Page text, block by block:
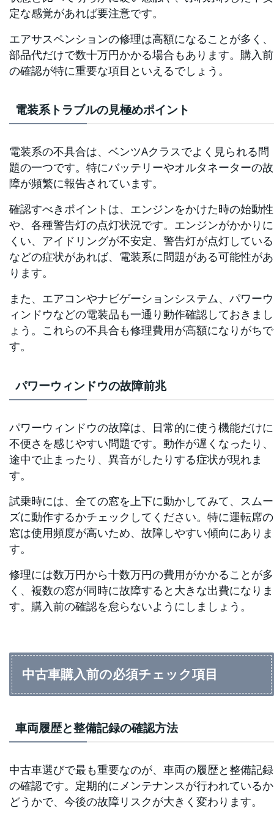
定な感覚があれば要注意です。
エアサスペンションの修理は高額になることが多く、
部品代だけで数十万円かかる場合もあります。購入前
の確認が特に重要な項目といえるでしょう。
電装系トラブルの見極めポイント
電装系の不具合は、ベンツAクラスでよく見られる問
題の一つです。特にバッテリーやオルタネーターの故
障が頻繁に報告されています。
確認すべきポイントは、エンジンをかけた時の始動性
や、各種警告灯の点灯状況です。エンジンがかかりに
くい、アイドリングが不安定、警告灯が点灯している
などの症状があれば、電装系に問題がある可能性があ
ります。
また、エアコンやナビゲーションシステム、パワーウ
ィンドウなどの電装品も一通り動作確認しておきまし
ょう。これらの不具合も修理費用が高額になりがちで
す。
パワーウィンドウの故障前兆
パワーウィンドウの故障は、日常的に使う機能だけに
不便さを感じやすい問題です。動作が遅くなったり、
途中で止まったり、異音がしたりする症状が現れま
す。
試乗時には、全ての窓を上下に動かしてみて、スムー
ズに動作するかチェックしてください。特に運転席の
窓は使用頻度が高いため、故障しやすい傾向にありま
す。
修理には数万円から十数万円の費用がかかることが多
く、複数の窓が同時に故障すると大きな出費になりま
す。購入前の確認を怠らないようにしましょう。
中古車購入前の必須チェック項目
車両履歴と整備記録の確認方法
中古車選びで最も重要なのが、車両の履歴と整備記録
の確認です。定期的にメンテナンスが行われているか
どうかで、今後の故障リスクが大きく変わります。